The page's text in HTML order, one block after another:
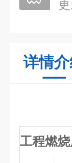
详情
工程燃